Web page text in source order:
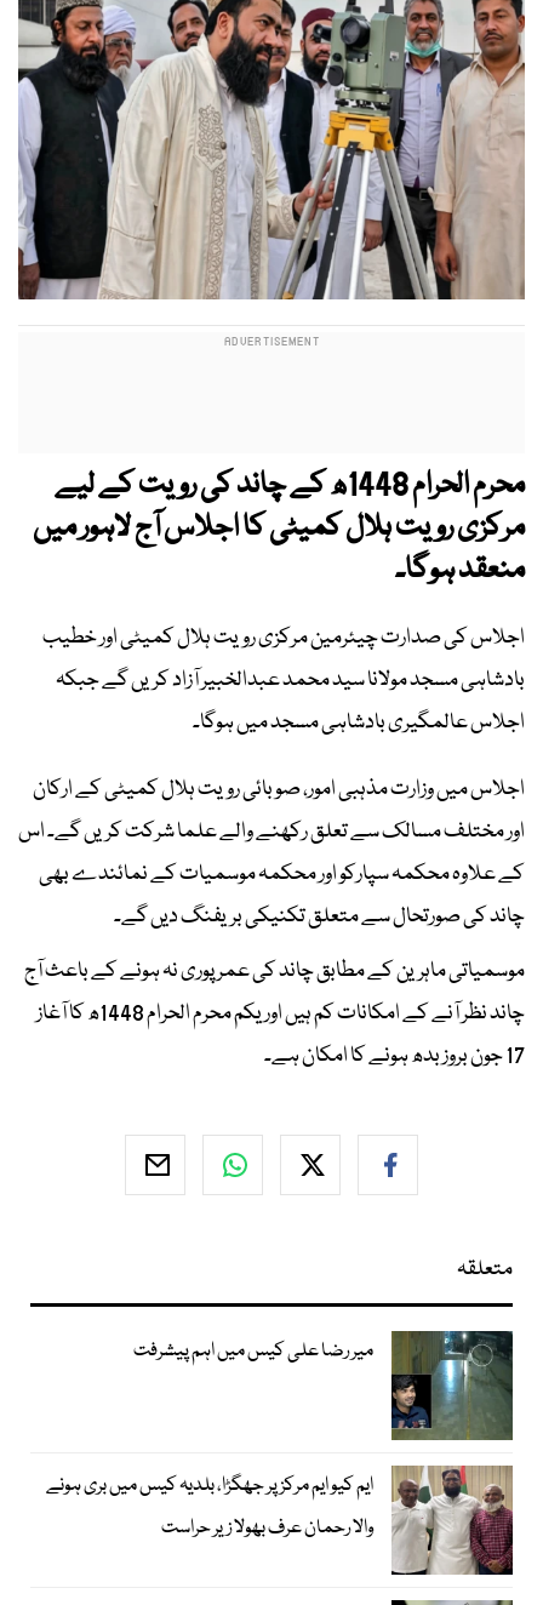
محرم الحرام 1448ھ کے چاند کی رویت کے لیے
مرکزی رویت ہلال کمیٹی کا اجلاس آج لاہور میں
منعقد ہوگا۔
اجلاس کی صدارت چیئرمین مرکزی رویت ہلال کمیٹی اور خطیب
بادشاہی مسجد مولانا سید محمد عبدالخبیر آزاد کریں گے جبکہ
اجلاس عالمگیری بادشاہی مسجد میں ہوگا۔
اجلاس میں وزارت مذہبی امور، صوبائی رویت ہلال کمیٹی کے ارکان
اور مختلف مسالک سے تعلق رکھنے والے علما شرکت کریں گے۔ اس
کے علاوہ محکمہ سپارکو اور محکمہ موسمیات کے نمائندے بھی
چاند کی صورتحال سے متعلق تکنیکی بریفنگ دیں گے۔
موسمیاتی ماہرین کے مطابق چاند کی عمر پوری نہ ہونے کے باعث آج
چاند نظر آنے کے امکانات کم ہیں اور یکم محرم الحرام 1448ھ کا آغاز
17 جون بروز بدھ ہونے کا امکان ہے۔
متعلقہ
میر رضا علی کیس میں اہم پیشرفت
ایم کیو ایم مرکز پر جھگڑا، بلدیہ کیس میں بری ہونے
والا رحمان عرف بھولا زیر حراست